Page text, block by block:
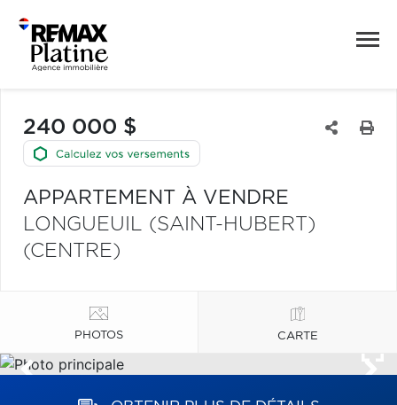
240 000 $
APPARTEMENT À VENDRE
LONGUEUIL (SAINT-HUBERT)
(CENTRE)
PHOTOS CARTE